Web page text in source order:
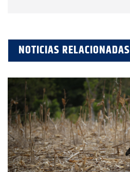
NOTICIAS RELACIONADAS